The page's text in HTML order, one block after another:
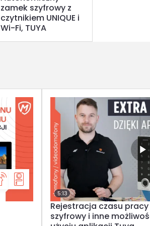
zamek szyfrowy z
czytnikiem UNIQUE i
Wi-Fi, TUYA
5:13
Rejestracja czasu
szyfrowy i inne